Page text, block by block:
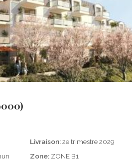
Livraison:2e trimestre 2029
Zone: ZONE B1